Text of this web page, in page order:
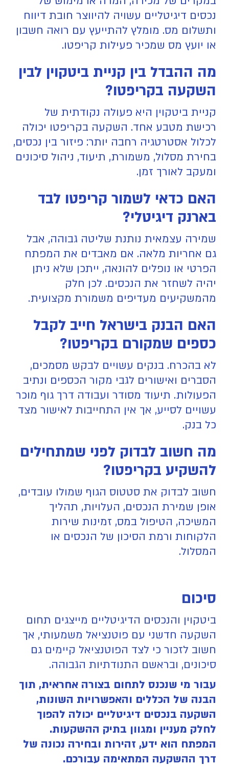
נכסים דיגיטליים עשויה להיווצר חובת דיווח
ותשלום מס. מומלץ להתייעץ עם רואה חשבון
או יועץ מס שמכיר פעילות קריפטו.
מה ההבדל בין קניית ביטקוין לבין
השקעה בקריפטו?
קניית ביטקוין היא פעולה נקודתית של
רכישת מטבע אחד. השקעה בקריפטו יכולה
לכלול אסטרטגיה רחבה יותר: פיזור בין נכסים,
בחירת מסלול, משמורת, תיעוד, ניהול סיכונים
ומעקב לאורך זמן.
האם כדאי לשמור קריפטו לבד
בארנק דיגיטלי?
שמירה עצמאית נותנת שליטה גבוהה, אבל
גם אחריות מלאה. אם מאבדים את המפתח
הפרטי או נופלים להונאה, ייתכן שלא ניתן
יהיה לשחזר את הנכסים. לכן חלק
מהמשקיעים מעדיפים משמורת מקצועית.
האם הבנק בישראל חייב לקבל
כספים שמקורם בקריפטו?
לא בהכרח. בנקים עשויים לבקש מסמכים,
הסברים ואישורים לגבי מקור הכספים ונתיב
הפעולות. תיעוד מסודר ועבודה דרך גוף מוכר
עשויים לסייע, אך אין התחייבות לאישור מצד
כל בנק.
מה חשוב לבדוק לפני שמתחילים
להשקיע בקריפטו?
חשוב לבדוק את סטטוס הגוף שמולו עובדים,
אופן שמירת הנכסים, העלויות, תהליך
המשיכה, הטיפול במס, זמינות שירות
הלקוחות ורמת הסיכון של הנכסים או
המסלול.
סיכום
ביטקוין והנכסים הדיגיטליים מייצגים תחום
השקעה חדשני עם פוטנציאל משמעותי, אך
חשוב לזכור כי לצד הפוטנציאל קיימים גם
סיכונים, ובראשם התנודתיות הגבוהה.
עבור מי שנכנס לתחום בצורה אחראית, תוך
הבנה של הכללים והאפשרויות השונות,
השקעה בנכסים דיגיטליים יכולה להפוך
לחלק מעניין ומגוון בתיק ההשקעות.
המפתח הוא ידע, זהירות ובחירה נכונה של
דרך ההשקעה המתאימה עבורכם.